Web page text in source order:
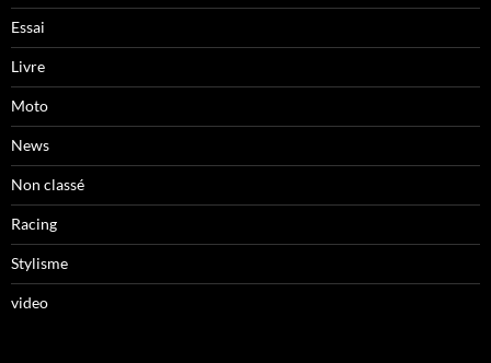
Essai
Livre
Moto
News
Non classé
Racing
Stylisme
video